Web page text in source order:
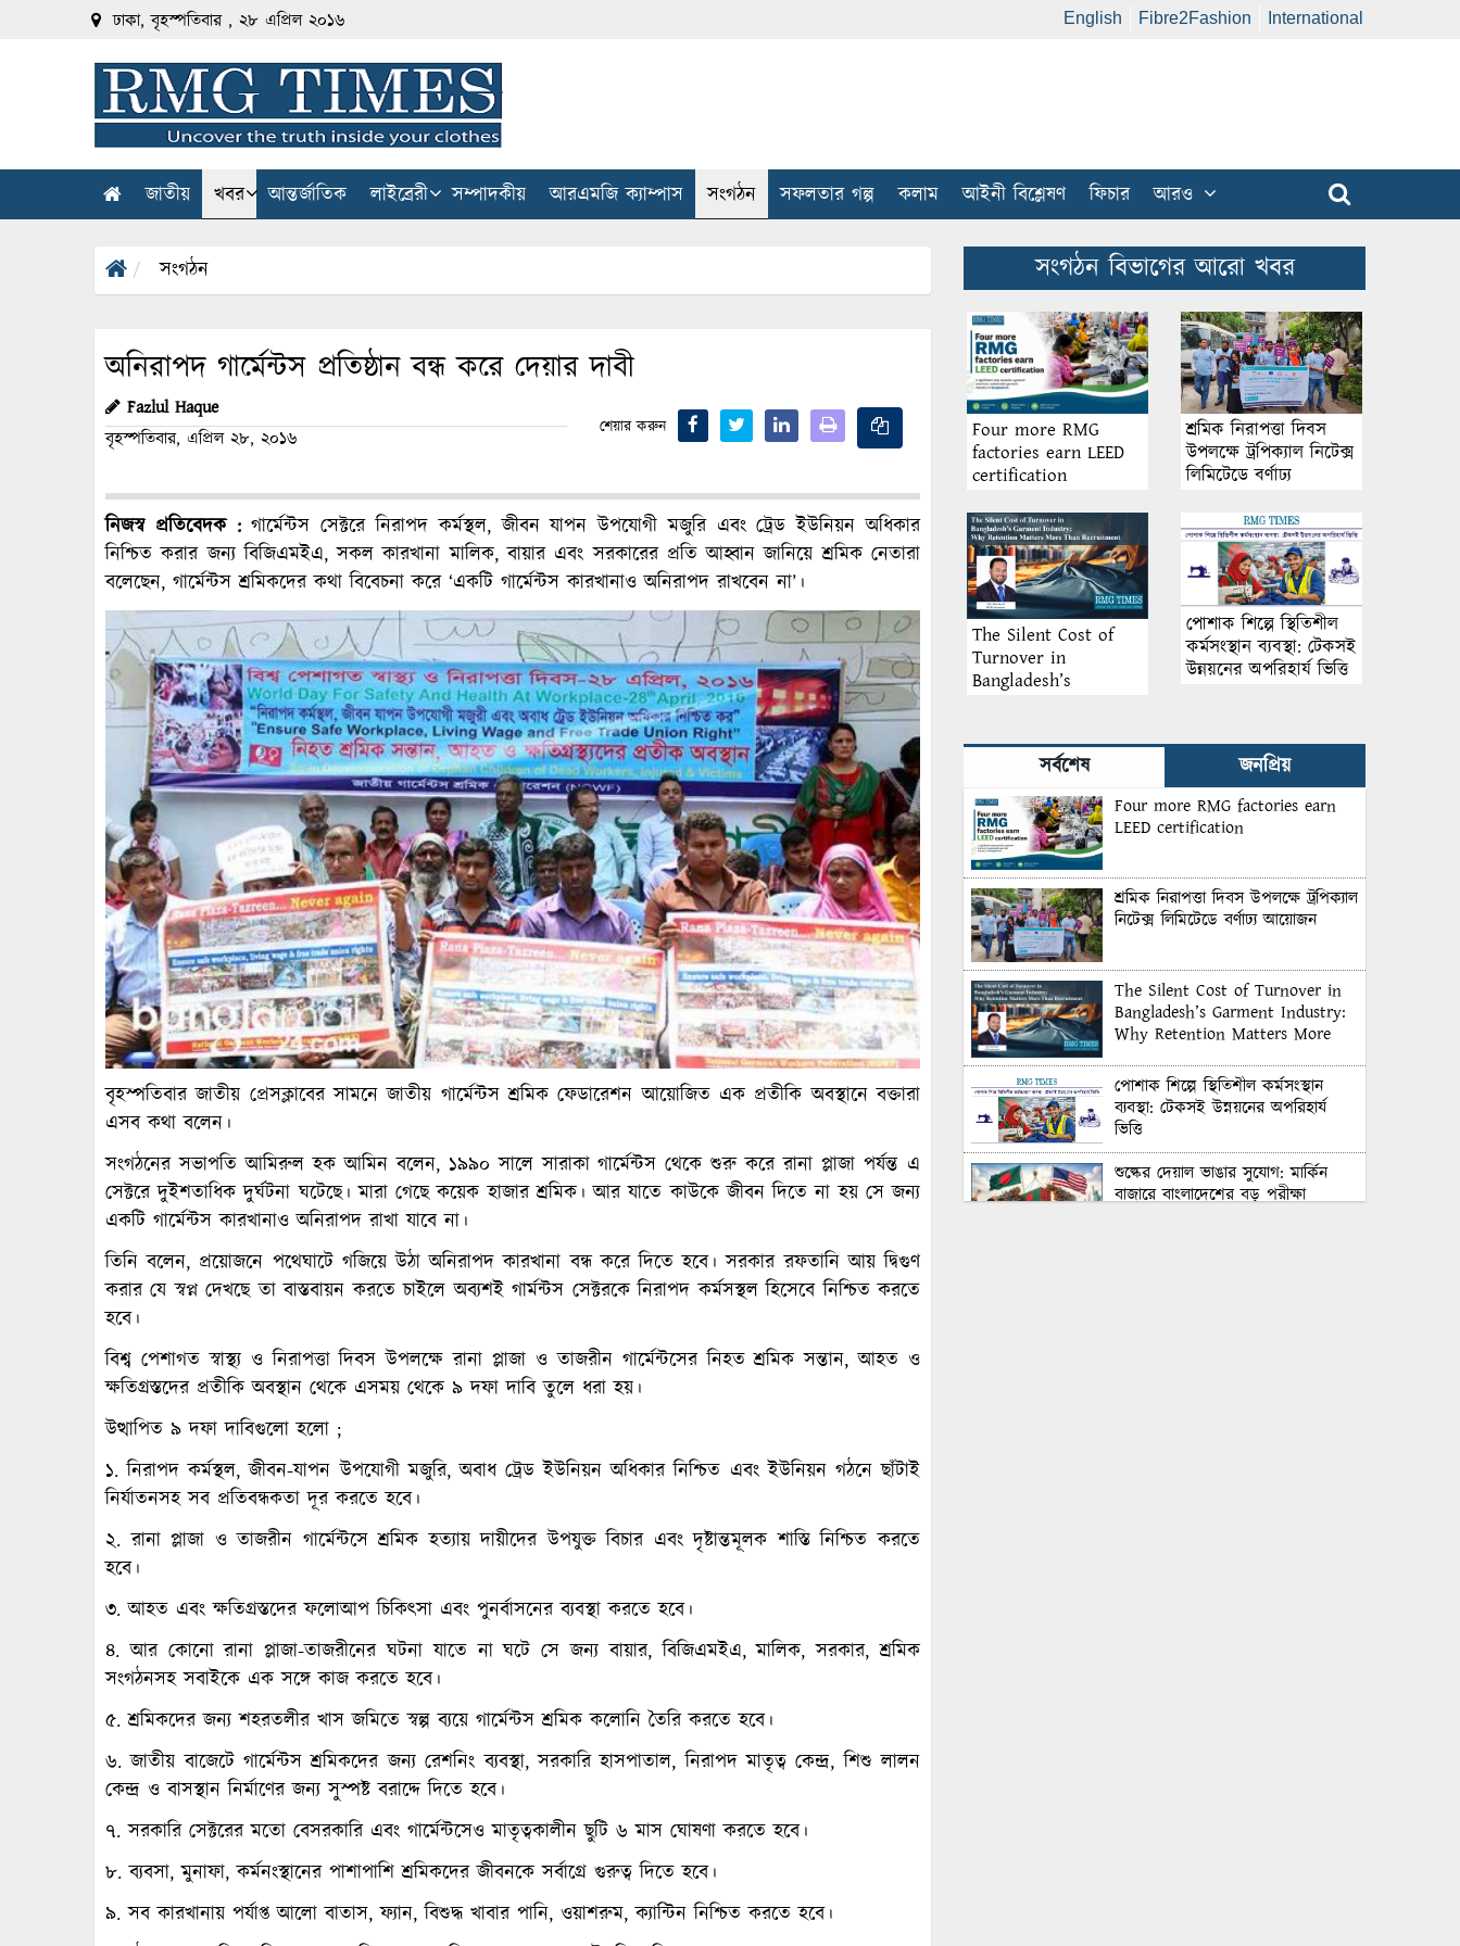
ঢাকা, বৃহস্পতিবার , ২৮ এপ্রিল ২০১৬ English Fibre2Fashion International
জাতীয় খবর আন্তর্জাতিক লাইব্রেরী সম্পাদকীয় আরএমজি ক্যাম্পাস সংগঠন সফলতার গল্প কলাম আইনী বিশ্লেষণ ফিচার আরও
সংগঠন
অনিরাপদ গার্মেন্টস প্রতিষ্ঠান বন্ধ করে দেয়ার দাবী
Fazlul Haque
বৃহস্পতিবার, এপ্রিল ২৮, ২০১৬
শেয়ার করুন
নিজস্ব প্রতিবেদক :গার্মেন্টস সেক্টরে নিরাপদ কর্মস্থল, জীবন যাপন উপযোগী মজুরি এবং ট্রেড ইউনিয়ন অধিকার
নিশ্চিত করার জন্য বিজিএমইএ, সকল কারখানা মালিক, বায়ার এবং সরকারের প্রতি আহ্বান জানিয়ে শ্রমিক নেতারা
বলেছেন, গার্মেন্টস শ্রমিকদের কথা বিবেচনা করে ‘একটি গার্মেন্টস কারখানাও অনিরাপদ রাখবেন না’।
বৃহস্পতিবার জাতীয় প্রেসক্লাবের সামনে জাতীয় গার্মেন্টস শ্রমিক ফেডারেশন আয়োজিত এক প্রতীকি অবস্থানে বক্তারা
এসব কথা বলেন।
সংগঠনের সভাপতি আমিরুল হক আমিন বলেন, ১৯৯০ সালে সারাকা গার্মেন্টস থেকে শুরু করে রানা প্লাজা পর্যন্ত এ
সেক্টরে দুইশতাধিক দুর্ঘটনা ঘটেছে। মারা গেছে কয়েক হাজার শ্রমিক। আর যাতে কাউকে জীবন দিতে না হয় সে জন্য
একটি গার্মেন্টস কারখানাও অনিরাপদ রাখা যাবে না।
তিনি বলেন, প্রয়োজনে পথেঘাটে গজিয়ে উঠা অনিরাপদ কারখানা বন্ধ করে দিতে হবে। সরকার রফতানি আয় দ্বিগুণ
করার যে স্বপ্ন দেখছে তা বাস্তবায়ন করতে চাইলে অব্যশই গার্মন্টস সেক্টরকে নিরাপদ কর্মসস্থল হিসেবে নিশ্চিত করতে
হবে।
বিশ্ব পেশাগত স্বাস্থ্য ও নিরাপত্তা দিবস উপলক্ষে রানা প্লাজা ও তাজরীন গার্মেন্টসের নিহত শ্রমিক সন্তান, আহত ও
ক্ষতিগ্রস্তদের প্রতীকি অবস্থান থেকে এসময় থেকে ৯ দফা দাবি তুলে ধরা হয়।
উত্থাপিত ৯ দফা দাবিগুলো হলো ;
১. নিরাপদ কর্মস্থল, জীবন-যাপন উপযোগী মজুরি, অবাধ ট্রেড ইউনিয়ন অধিকার নিশ্চিত এবং ইউনিয়ন গঠনে ছাঁটাই
নির্যাতনসহ সব প্রতিবন্ধকতা দূর করতে হবে।
২. রানা প্লাজা ও তাজরীন গার্মেন্টসে শ্রমিক হত্যায় দায়ীদের উপযুক্ত বিচার এবং দৃষ্টান্তমূলক শাস্তি নিশ্চিত করতে
হবে।
৩. আহত এবং ক্ষতিগ্রস্তদের ফলোআপ চিকিৎসা এবং পুনর্বাসনের ব্যবস্থা করতে হবে।
৪. আর কোনো রানা প্লাজা-তাজরীনের ঘটনা যাতে না ঘটে সে জন্য বায়ার, বিজিএমইএ, মালিক, সরকার, শ্রমিক
সংগঠনসহ সবাইকে এক সঙ্গে কাজ করতে হবে।
৫. শ্রমিকদের জন্য শহরতলীর খাস জমিতে স্বল্প ব্যয়ে গার্মেন্টস শ্রমিক কলোনি তৈরি করতে হবে।
৬. জাতীয় বাজেটে গার্মেন্টস শ্রমিকদের জন্য রেশনিং ব্যবস্থা, সরকারি হাসপাতাল, নিরাপদ মাতৃত্ব কেন্দ্র, শিশু লালন
কেন্দ্র ও বাসস্থান নির্মাণের জন্য সুস্পষ্ট বরাদ্দে দিতে হবে।
৭. সরকারি সেক্টরের মতো বেসরকারি এবং গার্মেন্টসেও মাতৃত্বকালীন ছুটি ৬ মাস ঘােষণা করতে হবে।
৮. ব্যবসা, মুনাফা, কর্মনংস্থানের পাশাপাশি শ্রমিকদের জীবনকে সর্বাগ্রে গুরুত্ব দিতে হবে।
৯. সব কারখানায় পর্যাপ্ত আলো বাতাস, ফ্যান, বিশুদ্ধ খাবার পানি, ওয়াশরুম, ক্যান্টিন নিশ্চিত করতে হবে।
সংগঠন বিভাগের আরো খবর
Four more RMG
factories earn LEED
certification
শ্রমিক নিরাপত্তা দিবস
উপলক্ষে ট্রপিক্যাল নিটেক্স
লিমিটেডে বর্ণাঢ্য
The Silent Cost of
Turnover in
Bangladesh’s
Matters More Than
Recruitment
পোশাক শিল্পে স্থিতিশীল
কর্মসংস্থান ব্যবস্থা: টেকসই
উন্নয়নের অপরিহার্য ভিত্তি
সর্বশেষ জনপ্রিয়
Four more RMG factories earn
LEED certification
শ্রমিক নিরাপত্তা দিবস উপলক্ষে ট্রপিক্যাল
নিটেক্স লিমিটেডে বর্ণাঢ্য আয়োজন
The Silent Cost of Turnover in
Bangladesh’s Garment Industry:
Why Retention Matters More
পোশাক শিল্পে স্থিতিশীল কর্মসংস্থান
ব্যবস্থা: টেকসই উন্নয়নের অপরিহার্য
ভিত্তি
শুল্কের দেয়াল ভাঙার সুযোগ: মার্কিন
বাজারে বাংলাদেশের বড় পরীক্ষা